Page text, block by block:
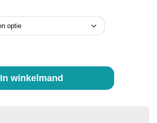
In winkelmand